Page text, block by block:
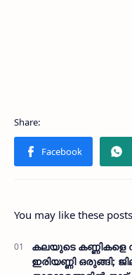
You may like these posts
കലയുടെ കണ്ണികളെ
ഇരിയണ്ണി ഒരുങ്ങി;